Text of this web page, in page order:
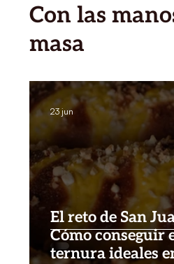
​Con las
masa
El reto de San
Cómo conseguir
ternura ideales
23 jun